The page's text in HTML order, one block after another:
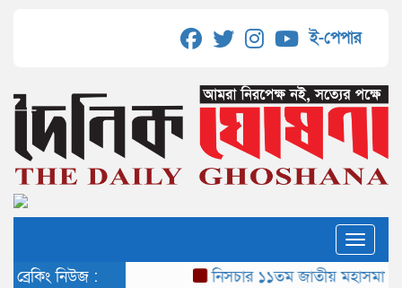
ই-পেপার
ব্রেকিং নিউজ :
নিসচার ১১তম জাতীয়